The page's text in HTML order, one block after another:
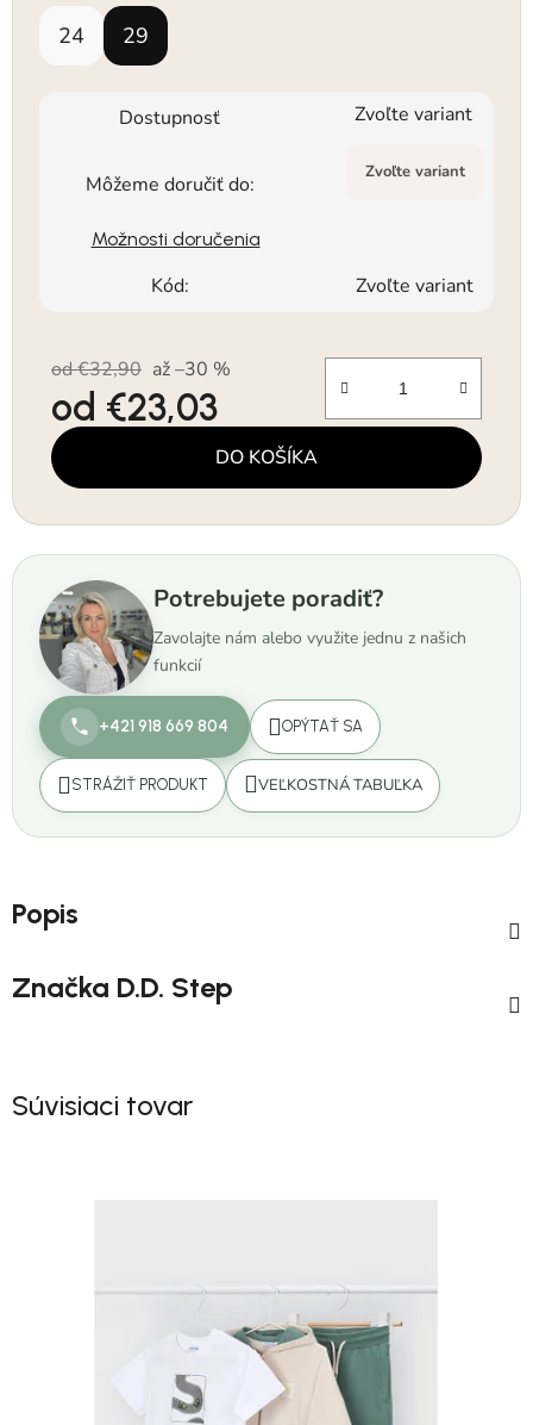
24 29
Dostupnosť Zvoľte variant
Môžeme doručiť do: Zvoľte variant
Možnosti doručenia
Kód: Zvoľte variant
od €32,90 až –30 %
od €23,03
Jednotková cena: DO KOŠÍKA
Potrebujete poradiť?
Zavolajte nám alebo využite jednu z našich
funkcií
+421 918 669 804 OPÝTAŤ SA
STRÁŽIŤ PRODUKT VEĽKOSTNÁ TABUĽKA
Popis
Značka D.D. Step
Súvisiaci tovar